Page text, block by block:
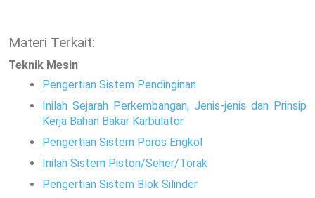
Materi Terkait:
Teknik Mesin
Pengertian Sistem Pendinginan
Inilah Sejarah Perkembangan, Jenis-jenis dan Prinsip
Kerja Bahan Bakar Karbulator
Pengertian Sistem Poros Engkol
Inilah Sistem Piston/Seher/Torak
Pengertian Sistem Blok Silinder